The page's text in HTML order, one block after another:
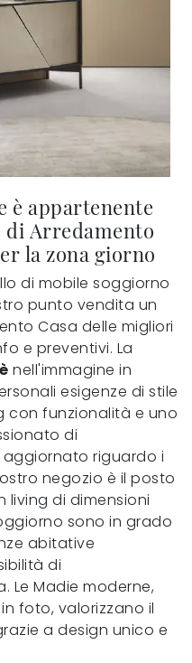
è appartenente
di Arredamento
la zona giorno
di mobile soggiorno
punto vendita un
Casa delle migliori
e preventivi. La
nell'immagine in
esigenze di stile
con funzionalità e uno
di
riguardo i
negozio è il posto
living di dimensioni
sono in grado
abitative
di
Le Madie moderne,
foto, valorizzano il
a design unico e